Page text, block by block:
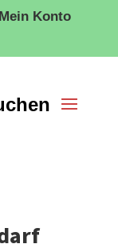
Mein Konto